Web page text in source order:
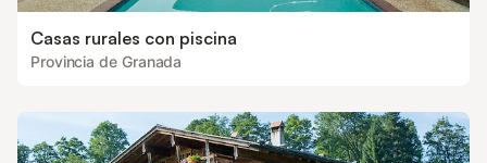
Casas rurales con piscina
Provincia de Granada